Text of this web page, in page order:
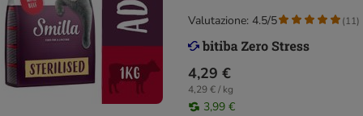
4,29 €
4,29 € / kg
3,99 €
Valutazione: 4.5/5 (11)